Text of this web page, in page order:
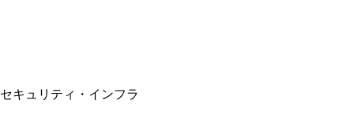
セキュリティ・インフラ